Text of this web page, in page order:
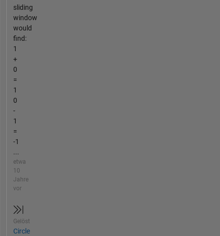
sliding
window
would
find:
1
+
0
=
1
0
-
1
=
-1
...
etwa
10
Jahre
vor
Gelöst
Circle